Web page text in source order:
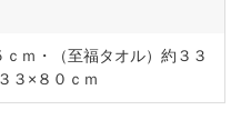
ｍ・（至福タオル）約３３
３×８０ｃｍ